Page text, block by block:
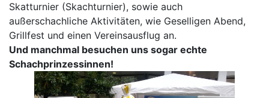
Skatturnier (Skachturnier), sowie auch
außerschachliche Aktivitäten, wie Geselligen Abend,
Grillfest und einen Vereinsausflug an.
Und manchmal besuchen uns sogar echte
Schachprinzessinnen!